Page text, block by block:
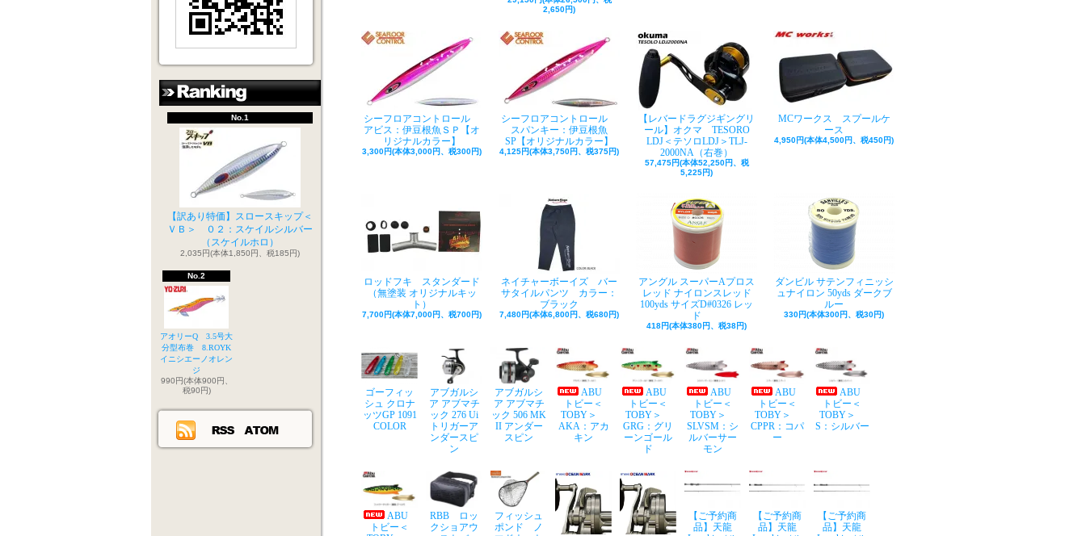
No.1
【訳あり特価】スロースキップ＜
ＶＢ＞ ０２：スケイルシルバー
（スケイルホロ）
2,035円(本体1,850円、税185円)
No.2
アオリーQ 3.5号大
分型布巻 8.ROYK
イニシエーノオレン
ジ
990円(本体900円、
税90円)
2,650円)
シーフロアコントロール
アビス：伊豆根魚ＳＰ【オ
リジナルカラー】
3,300円(本体3,000円、税300円)
シーフロアコントロール
スパンキー：伊豆根魚
SP【オリジナルカラー】
4,125円(本体3,750円、税375円)
【レバードラグジギングリ
ール】オクマ TESORO
LDJ＜テソロLDJ＞TLJ-
2000NA（右巻）
57,475円(本体52,250円、税
5,225円)
MCワークス スプールケ
ース
4,950円(本体4,500円、税450円)
ロッドフキ スタンダード
（無塗装 オリジナルキッ
ト）
7,700円(本体7,000円、税700円)
ネイチャーボーイズ バー
サタイルパンツ カラー：
ブラック
7,480円(本体6,800円、税680円)
アングル スーパーAプロス
レッド ナイロンスレッド
100yds サイズD#0326 レッ
ド
418円(本体380円、税38円)
ダンビル サテンフィニッシ
ュナイロン 50yds ダークブ
ルー
330円(本体300円、税30円)
ゴーフィッ
シュ クロナ
ッツGP 1091
COLOR
アブガルシ
ア アブマチ
ック 276 Ui
トリガーア
ンダースピ
ン
アブガルシ
ア アブマチ
ック 506 MK
II アンダー
スピン
ABU
トビー＜
TOBY＞
AKA：アカ
キン
ABU
トビー＜
TOBY＞
GRG：グリ
ーンゴール
ド
ABU
トビー＜
TOBY＞
SLVSM：シ
ルバーサー
モン
ABU
トビー＜
TOBY＞
CPPR：コパ
ー
ABU
トビー＜
TOBY＞
S：シルバー
ABU
トビー＜
RBB ロッ
クショアウ
フィッシュ
ポンド ノ
【ご予約商
品】天龍
【ご予約商
品】天龍
【ご予約商
品】天龍